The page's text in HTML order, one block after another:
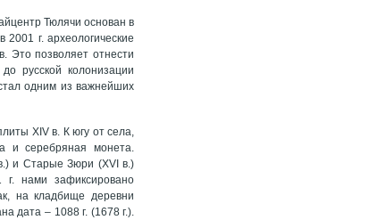
Тюлячи основан в
г. археологические
Это позволяет отнести
русской колонизации
одним из важнейших
XIV в. К югу от села,
и серебряная монета.
и Старые Зюри (XVI в.)
нами зафиксировано
на кладбище деревни
дата – 1088 г. (1678 г.).